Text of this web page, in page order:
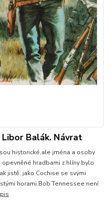
Balák. Návrat
historické,ale jména a osoby
hradbami z hlíny bylo
jistě, jako Cochise se svými
horami.Bob Tennessee není